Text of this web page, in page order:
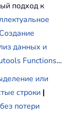
подход к
Создание
данных и
Functions…
или
строки |
потери